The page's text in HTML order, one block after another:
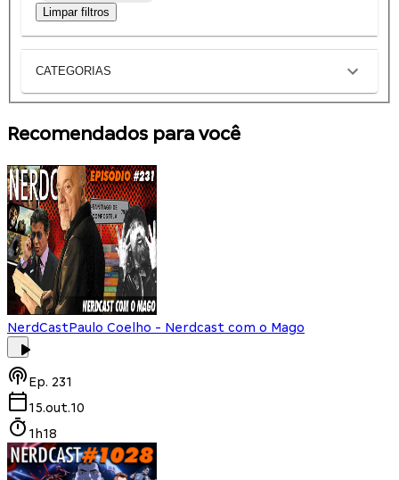
Limpar filtros
CATEGORIAS
Recomendados para você
NerdCastPaulo Coelho - Nerdcast com o Mago
Ep. 231
15.out.10
1h18